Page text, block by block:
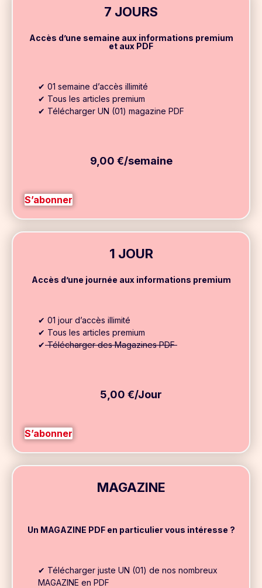
7 JOURS
Accès d’une semaine aux informations premium
et aux PDF
✔ 01 semaine d’accès illimité
✔ Tous les articles premium
✔ Télécharger UN (01) magazine PDF
9,00 €/semaine
S’abonner
1 JOUR
Accès d’une journée aux informations premium
✔ 01 jour d’accès illimité
✔ Tous les articles premium
✔Télécharger des Magazines PDF
5,00 €/Jour
S’abonner
MAGAZINE
Un MAGAZINE PDF en particulier vous intéresse ?
✔ Télécharger juste UN (01) de nos nombreux
MAGAZINE en PDF